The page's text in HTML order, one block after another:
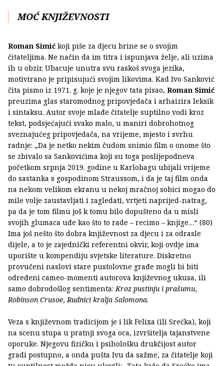
MOĆ KNJIŽEVNOSTI
Roman Simić koji piše za djecu brine se o svojim
čitateljima. Ne način da im titra i ispunjava želje, ali uzima
ih u obzir. Ubacuje unutra svu raskoš svoga jezika,
motivirano je pripisujući svojim likovima. Kad Ivo Sanković
čita pismo iz 1971. g. koje je njegov tata pisao, Roman Simić
preuzima glas staromodnog pripovjedača i arhaizira leksik
i sintaksu. Autor svoje mlađe čitatelje suptilno vodi kroz
tekst, podsjećajući svako malo, u maniri dobrohotnog
sveznajućeg pripovjedača, na vrijeme, mjesto i svrhu
radnje: „Da je netko nekim čudom snimio film o onome što
se zbivalo sa Sankovićima koji su toga poslijepodneva
početkom srpnja 2019. godine u Karlobagu ubijali vrijeme
do sastanka s gospodinom Straussom, i da je taj film onda
na nekom velikom ekranu u nekoj mračnoj sobici mogao do
mile volje zaustavljati i zagledati, vrtjeti naprijed-natrag,
pa da je tom filmu još k tomu bilo dopušteno da u misli
svojih glumaca uđe kao što to rade – recimo – knjige…“ (80)
Ima još nešto što dobra književnost za djecu i za odrasle
dijele, a to je zajednički referentni okvir, koji ovdje ima
uporište u kompendiju svjetske literature. Diskretno
provučeni naslovi stare pustolovne građe mogli bi biti
određeni cameo-momenti autorova književnog ukusa, ili
samo dobrodošlog sentimenta:Kroz pustinju i prašumu,
Robinson Crusoe,Rudnici kralja Salomona.
Veza s književnom tradicijom je i lik Felixa (ili Srećka), koji
na scenu stupa u pratnji svoga oca, izvršitelja tajanstvene
oporuke. Njegovu fizičku i psihološku drukčijost autor
gradi postupno, a onda pušta Ivu da sažme, za čitatelje koji